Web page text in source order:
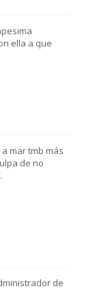
ella a que
mar tmb más
de no
de